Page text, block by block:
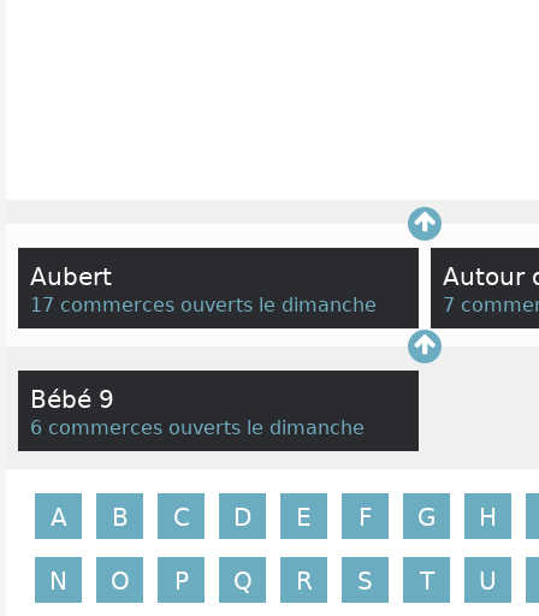
Aubert
17 commerces ouverts le dimanche
Autour
7
Bébé 9
6 commerces ouverts le dimanche
A B C D E F G H
N O P Q R S T U